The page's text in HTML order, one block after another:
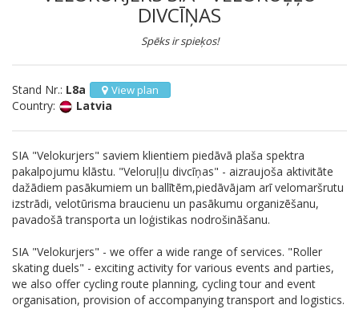
DIVCĪŅAS
Spēks ir spieķos!
Stand Nr.: L8a View plan
Country: Latvia
SIA "Velokurjers" saviem klientiem piedāvā plaša spektra
pakalpojumu klāstu. "Veloruļļu divcīņas" - aizraujoša aktivitāte
dažādiem pasākumiem un ballītēm,piedāvājam arī velomaršrutu
izstrādi, velotūrisma braucienu un pasākumu organizēšanu,
pavadošā transporta un loģistikas nodrošināšanu.
SIA "Velokurjers" - we offer a wide range of services. "Roller
skating duels" - exciting activity for various events and parties,
we also offer cycling route planning, cycling tour and event
organisation, provision of accompanying transport and logistics.